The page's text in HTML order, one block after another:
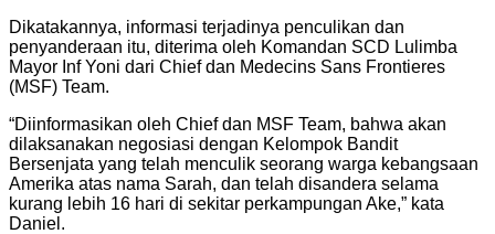
Dikatakannya, informasi terjadinya penculikan dan
penyanderaan itu, diterima oleh Komandan SCD Lulimba
Mayor Inf Yoni dari Chief dan Medecins Sans Frontieres
(MSF) Team.
“Diinformasikan oleh Chief dan MSF Team, bahwa akan
dilaksanakan negosiasi dengan Kelompok Bandit
Bersenjata yang telah menculik seorang warga kebangsaan
Amerika atas nama Sarah, dan telah disandera selama
kurang lebih 16 hari di sekitar perkampungan Ake,” kata
Daniel.